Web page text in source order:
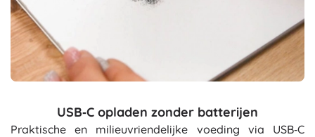
USB‑C opladen zonder batterijen
Praktische en milieuvriendelijke voeding via USB‑C